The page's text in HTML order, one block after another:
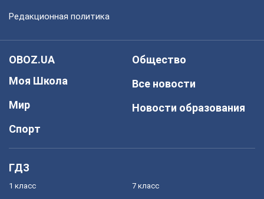
Редакционная политика
OBOZ.UA
Моя Школа
Мир
Спорт
Общество
Все новости
Новости образования
ГДЗ
1 класс 7 класс